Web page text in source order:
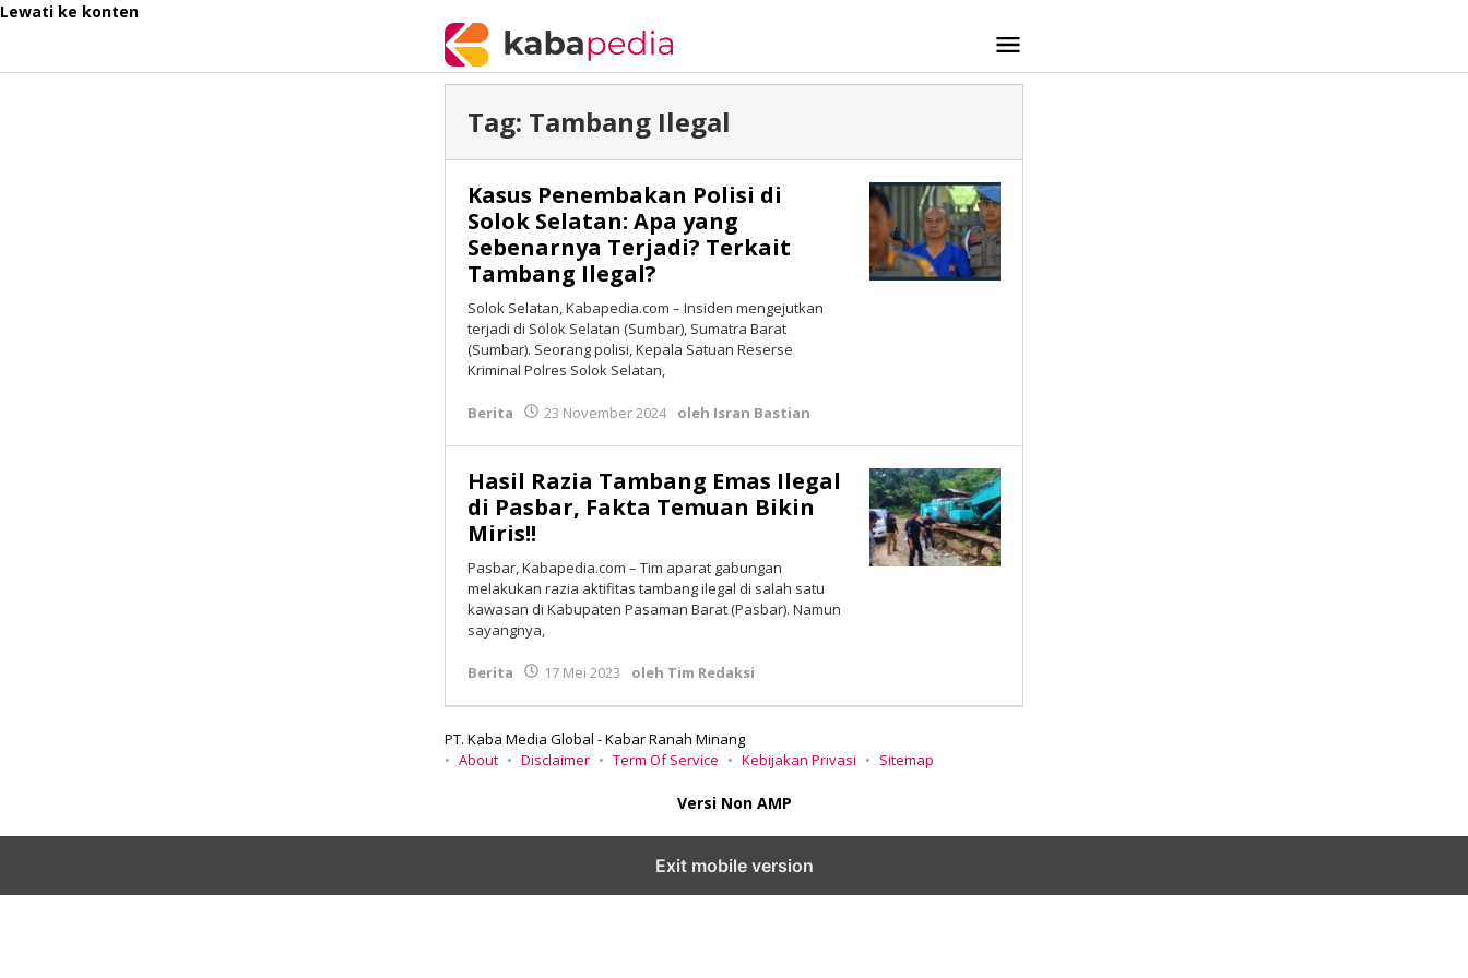
Lewati ke konten
Tag: Tambang Ilegal
Kasus Penembakan Polisi di
Solok Selatan: Apa yang
Sebenarnya Terjadi? Terkait
Tambang Ilegal?
Solok Selatan, Kabapedia.com – Insiden mengejutkan
terjadi di Solok Selatan (Sumbar), Sumatra Barat
(Sumbar). Seorang polisi, Kepala Satuan Reserse
Kriminal Polres Solok Selatan,
Berita 23 November 2024 oleh Isran Bastian
Hasil Razia Tambang Emas Ilegal
di Pasbar, Fakta Temuan Bikin
Miris!!
Pasbar, Kabapedia.com – Tim aparat gabungan
melakukan razia aktifitas tambang ilegal di salah satu
kawasan di Kabupaten Pasaman Barat (Pasbar). Namun
sayangnya,
Berita 17 Mei 2023 oleh Tim Redaksi
PT. Kaba Media Global - Kabar Ranah Minang
About
Disclaimer Term Of Service Kebijakan Privasi Sitemap
Versi Non AMP
Exit mobile version